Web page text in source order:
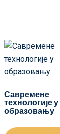
Савремене
технологије у
образовању